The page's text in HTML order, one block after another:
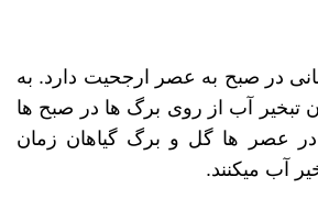
در صبح به عصر ارجحیت دارد. به
تبخیر آب از روی برگ ها در صبح ها
عصر ها گل و برگ گیاهان زمان
آب میکنند.